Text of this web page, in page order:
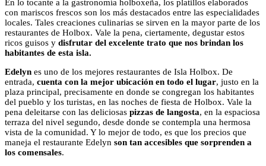
En lo tocante a la gastronomía holboxeña, los platillos elaborados
con mariscos frescos son los más destacados entre las especialidades
locales. Tales creaciones culinarias se sirven en la mayor parte de los
restaurantes de Holbox. Vale la pena, ciertamente, degustar estos
ricos guisos y disfrutar del excelente trato que nos brindan los
habitantes de esta isla.
Edelyn es uno de los mejores restaurantes de Isla Holbox. De
entrada, cuenta con la mejor ubicación en todo el lugar, justo en la
plaza principal, precisamente en donde se congregan los habitantes
del pueblo y los turistas, en las noches de fiesta de Holbox. Vale la
pena deleitarse con las deliciosas pizzas de langosta, en la espaciosa
terraza del nivel segundo, desde donde se contempla una hermosa
vista de la comunidad. Y lo mejor de todo, es que los precios que
maneja el restaurante Edelyn son tan accesibles que sorprenden a
los comensales.